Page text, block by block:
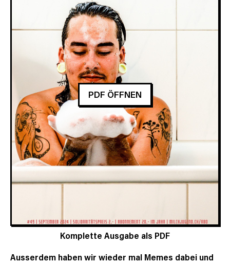
PDF ÖFFNEN
Komplette Ausgabe als PDF
Ausserdem haben wir wieder mal Memes dabei und